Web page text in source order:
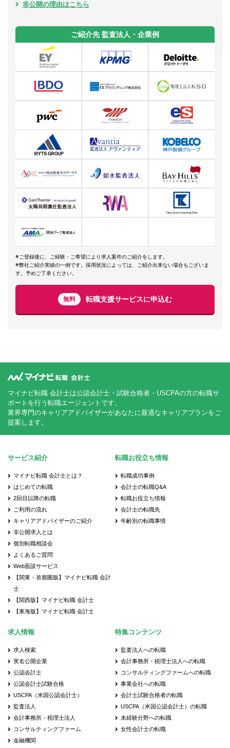
非公開の理由はこちら
ご紹介先 監査法人・企業例
※ご登録後に、ご経験・ご希望により求人案件のご紹介をします。
※弊社ご紹介実績の一例です。採用状況によっては、ご紹介出来ない場合もございま
す。予めご了承ください。
無料 転職支援サービスに申込む
マイナビ転職 会計士は公認会計士・試験合格者・USCPAの方の転職サ
ポートを行う転職エージェントです。
業界専門のキャリアアドバイザーがあなたに最適なキャリアプランをご
提案します。
サービス紹介
マイナビ転職 会計士とは？
はじめての転職
2回目以降の転職
ご利用の流れ
キャリアアドバイザーのご紹介
非公開求人とは
個別転職相談会
よくあるご質問
Web面談サービス
【関東・首都圏版】マイナビ転職 会計
士
【関西版】マイナビ転職 会計士
【東海版】マイナビ転職 会計士
転職お役立ち情報
転職成功事例
会計士の転職Q&A
転職お役立ち情報
会計士の転職先
年齢別の転職事情
求人情報
求人検索
実名公開企業
公認会計士
公認会計士試験合格
USCPA（米国公認会計士）
監査法人
会計事務所・税理士法人
コンサルティングファーム
金融機関
特集コンテンツ
監査法人への転職
会計事務所・税理士法人への転職
コンサルティングファームへの転職
事業会社への転職
会計士試験合格者の転職
USCPA（米国公認会計士）の転職
未経験分野への転職
女性会計士の転職